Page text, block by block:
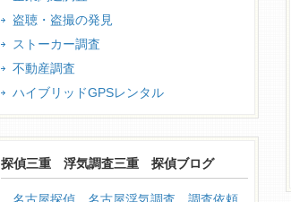
盗聴・盗撮の発見
ストーカー調査
不動産調査
ハイブリッドGPSレンタル
探偵三重 浮気調査三重 探偵ブログ